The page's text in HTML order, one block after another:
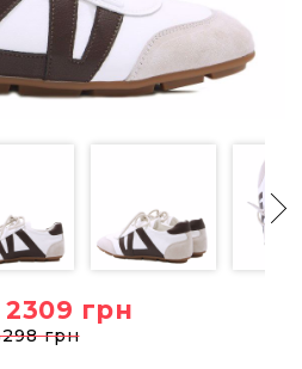
2309 грн
грн